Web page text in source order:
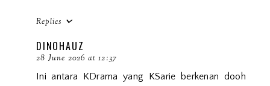
Replies
DINOHAUZ
28 June 2026 at 12:37
Ini antara KDrama yang KSarie berkenan dooh